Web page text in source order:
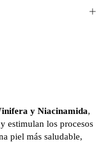
y Niacinamida,
estimulan los procesos
piel más saludable,